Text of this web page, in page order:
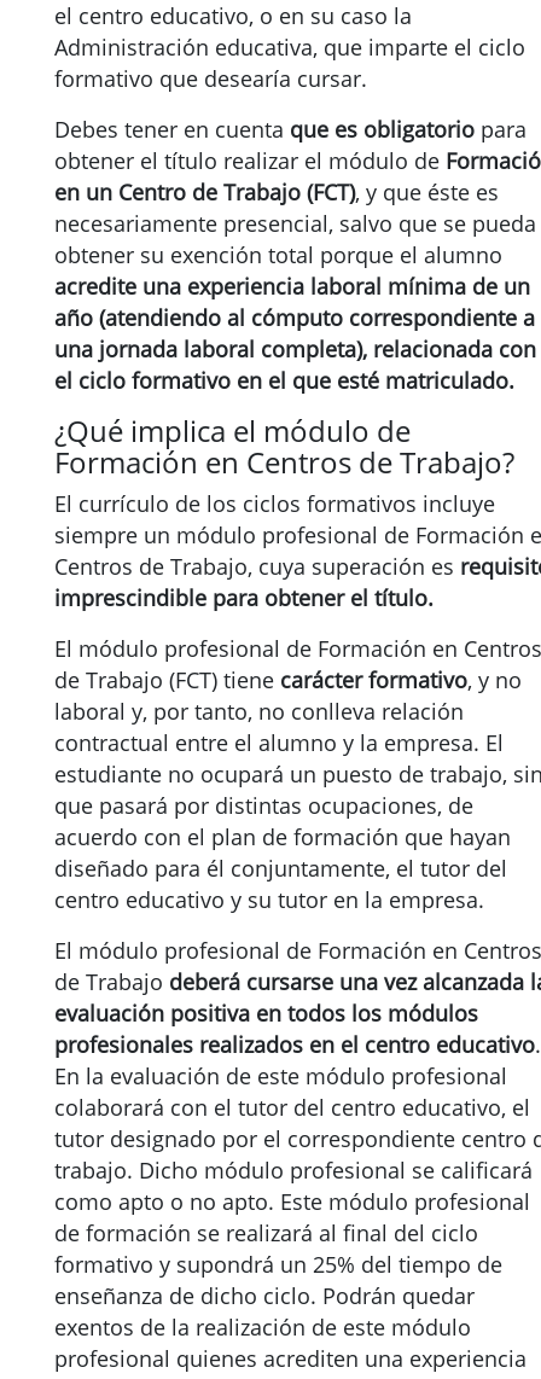
el centro educativo, o en su caso la
Administración educativa, que imparte el ciclo
formativo que desearía cursar.
Debes tener en cuenta que es obligatorio para
obtener el título realizar el módulo de
en un Centro de Trabajo (FCT), y que éste es
necesariamente presencial, salvo que se pueda
obtener su exención total porque el alumno
acredite una experiencia laboral mínima de un
año (atendiendo al cómputo correspondiente a
una jornada laboral completa), relacionada con
el ciclo formativo en el que esté matriculado.
¿Qué implica el módulo de
Formación en Centros de Trabajo?
El currículo de los ciclos formativos incluye
siempre un módulo profesional de Formación
Centros de Trabajo, cuya superación es
imprescindible para obtener el título.
El módulo profesional de Formación en Centros
de Trabajo (FCT) tiene carácter formativo, y no
laboral y, por tanto, no conlleva relación
contractual entre el alumno y la empresa. El
estudiante no ocupará un puesto de trabajo,
que pasará por distintas ocupaciones, de
acuerdo con el plan de formación que hayan
diseñado para él conjuntamente, el tutor del
centro educativo y su tutor en la empresa.
El módulo profesional de Formación en Centros
de Trabajo deberá cursarse una vez alcanzada
evaluación positiva en todos los módulos
profesionales realizados en el centro educativo.
En la evaluación de este módulo profesional
colaborará con el tutor del centro educativo, el
tutor designado por el correspondiente centro
trabajo. Dicho módulo profesional se calificará
como apto o no apto. Este módulo profesional
de formación se realizará al final del ciclo
formativo y supondrá un 25% del tiempo de
enseñanza de dicho ciclo. Podrán quedar
exentos de la realización de este módulo
profesional quienes acrediten una experiencia